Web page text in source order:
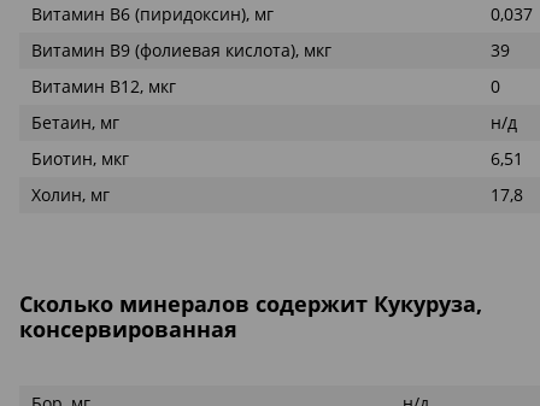
Витамин В6 (пиридоксин), мг
0,037
Витамин В9 (фолиевая кислота), мкг
39
Витамин В12, мкг
0
Бетаин, мг
н/д
Биотин, мкг
6,51
Холин, мг
17,8
Сколько минералов содержит Кукуруза,
консервированная